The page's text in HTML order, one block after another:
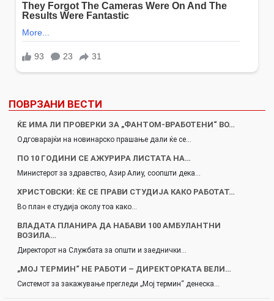
ПОВРЗАНИ ВЕСТИ
ЌЕ ИМА ЛИ ПРОВЕРКИ ЗА „ФАНТОМ-ВРАБОТЕНИ“ ВО…
Одговарајќи на новинарско прашање дали ќе се…
ПО 10 ГОДИНИ СЕ АЖУРИРА ЛИСТАТА НА…
Министерот за здравство, Азир Алиу, соопшти дека…
ХРИСТОВСКИ: ЌЕ СЕ ПРАВИ СТУДИЈА КАКО РАБОТАТ…
Во план е студија околу тоа како…
ВЛАДАТА ПЛАНИРА ДА НАБАВИ 100 АМБУЛАНТНИ
ВОЗИЛА…
Директорот на Службата за општи и заеднички…
„МОЈ ТЕРМИН“ НЕ РАБОТИ – ДИРЕКТОРКАТА ВЕЛИ…
Системот за закажување прегледи „Мој термин“ денеска…